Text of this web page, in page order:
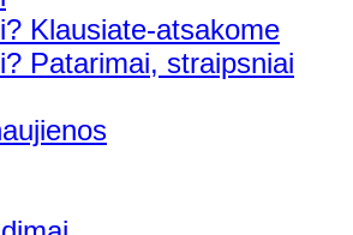
Klausiate-atsakome
Patarimai, straipsniai